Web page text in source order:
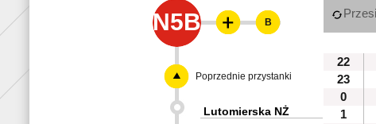
N5B
22
23
0
1
B
Poprzednie przystanki
Lutomierska NŻ